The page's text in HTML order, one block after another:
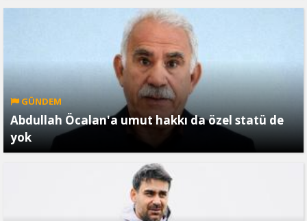
GÜNDEM
Abdullah Öcalan'a umut hakkı da özel statü de
yok